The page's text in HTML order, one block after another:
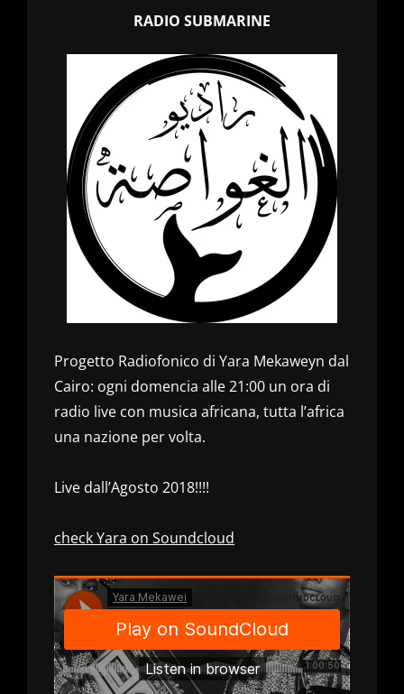
RADIO SUBMARINE
Progetto Radiofonico di Yara Mekaweyn dal
Cairo: ogni domencia alle 21:00 un ora di
radio live con musica africana, tutta l’africa
una nazione per volta.
Live dall’Agosto 2018!!!!
check Yara on Soundcloud